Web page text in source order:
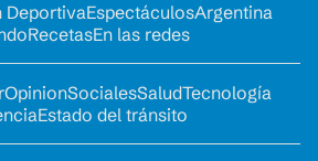
DeportivaEspectáculosArgentina
RecetasEn las redes
OpinionSocialesSaludTecnología
Estado del tránsito